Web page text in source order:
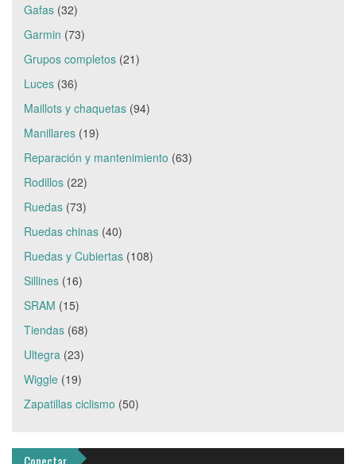
Gafas (32)
Garmin (73)
Grupos completos (21)
Luces (36)
Maillots y chaquetas (94)
Manillares (19)
Reparación y mantenimiento (63)
Rodillos (22)
Ruedas (73)
Ruedas chinas (40)
Ruedas y Cubiertas (108)
Sillines (16)
SRAM (15)
Tiendas (68)
Ultegra (23)
Wiggle (19)
Zapatillas ciclismo (50)
Conectar